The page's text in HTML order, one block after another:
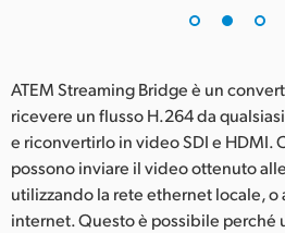
Turkey
Ukraine
ATEM Streaming Bridge è un
ricevere un flusso H.264 da
e riconvertirlo in video SDI e HDMI.
possono inviare il video ottenuto
utilizzando la rete ethernet locale,
internet. Questo è possibile perché